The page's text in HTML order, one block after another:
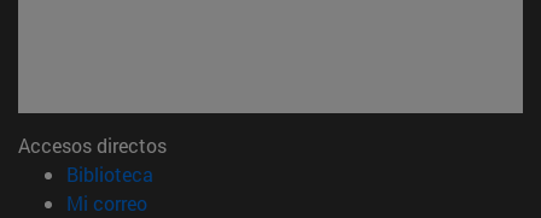
Accesos directos
Biblioteca
Mi correo(abre en nueva ventana)